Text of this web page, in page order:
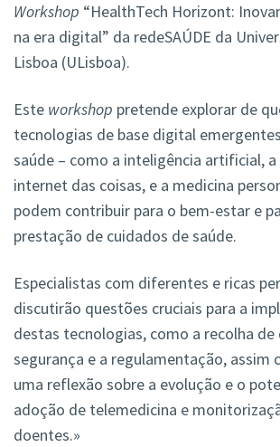
Workshop “HealthTech Horizont:
na era digital” da redeSAÚDE da
Lisboa (ULisboa).
Este workshop pretende explorar de
tecnologias de base digital
saúde – como a inteligência artificial,
internet das coisas, e a medicina
podem contribuir para o bem-estar e
prestação de cuidados de saúde.
Especialistas com diferentes e ricas
discutirão questões cruciais para a
destas tecnologias, como a recolha de
segurança e a regulamentação, assim
uma reflexão sobre a evolução e o
adoção de telemedicina e
doentes.»